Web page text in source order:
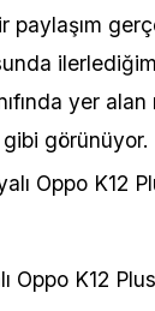
paylaşım
yer
görünüyor.
K12 Plus